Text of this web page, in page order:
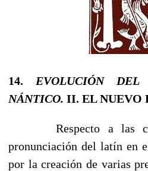
14. EVOLUCIÓN
NÁNTICO. II. EL NUEVO
Respecto a las
pronunciación del latín en
por la creación de varias